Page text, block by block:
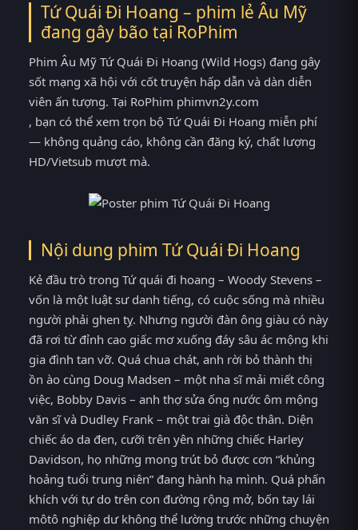
Tứ Quái Đi Hoang – phim lẻ Âu Mỹ
đang gây bão tại RoPhim
Phim Âu Mỹ Tứ Quái Đi Hoang (Wild Hogs) đang gây
sốt mạng xã hội với cốt truyện hấp dẫn và dàn diễn
viên ấn tượng. Tại RoPhim phimvn2y.com
, bạn có thể xem trọn bộ Tứ Quái Đi Hoang miễn phí
— không quảng cáo, không cần đăng ký, chất lượng
HD/Vietsub mượt mà.
Nội dung phim Tứ Quái Đi Hoang
Kẻ đầu trò trong Tứ quái đi hoang – Woody Stevens –
vốn là một luật sư danh tiếng, có cuộc sống mà nhiều
người phải ghen tỵ. Nhưng người đàn ông giàu có này
đã rơi từ đỉnh cao giấc mơ xuống đáy sâu ác mộng khi
gia đình tan vỡ. Quá chua chát, anh rời bỏ thành thị
ồn ào cùng Doug Madsen – một nha sĩ mải miết công
việc, Bobby Davis – anh thợ sửa ống nước ôm mộng
văn sĩ và Dudley Frank – một trai già độc thân. Diện
chiếc áo da đen, cưỡi trên yên những chiếc Harley
Davidson, họ những mong trút bỏ được cơn “khủng
hoảng tuổi trung niên” đang hành hạ mình. Quá phấn
khích với tự do trên con đường rộng mở, bốn tay lái
môtô nghiệp dư không thể lường trước những chuyện